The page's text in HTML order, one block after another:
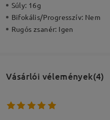
Súly: 16g
Bifokális/Progresszív: Nem
Rugós zsanér: Igen
Vásárlói vélemények(4)